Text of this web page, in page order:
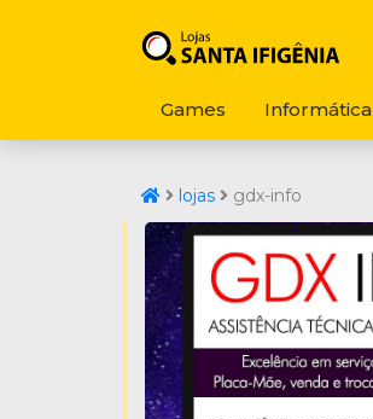
Games Informática
lojas gdx-info